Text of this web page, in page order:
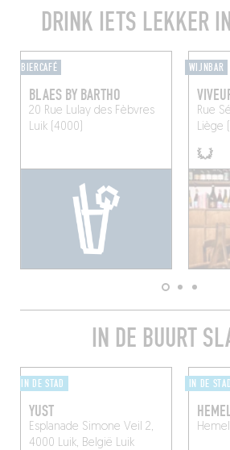
DRINK IETS LEKKER
BIERCAFÉ
BLAES BY BARTHO
20 Rue Lulay des Fèbvres
Luik (4000)
WIJNBAR
Rue
Liège
IN DE BUURT
IN DE STAD
YUST
Esplanade Simone Veil 2,
4000 Luik, België Luik
IN DE STAD